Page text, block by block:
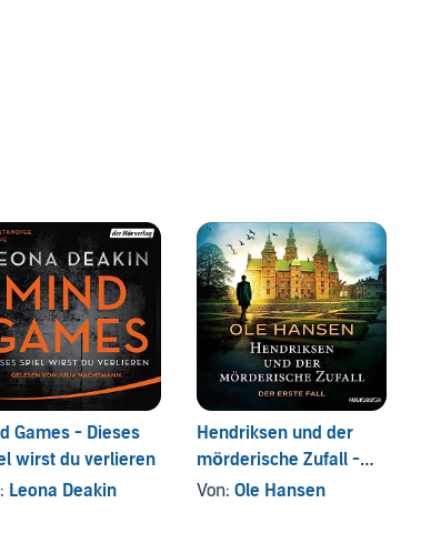
Games - Dieses
wirst du verlieren
Leona Deakin
Hendriksen und der
mörderische Zufall -
Der erste Fall
Von: Ole Hansen